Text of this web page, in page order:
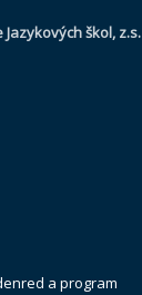
Jazykových škol, z.s.
a program